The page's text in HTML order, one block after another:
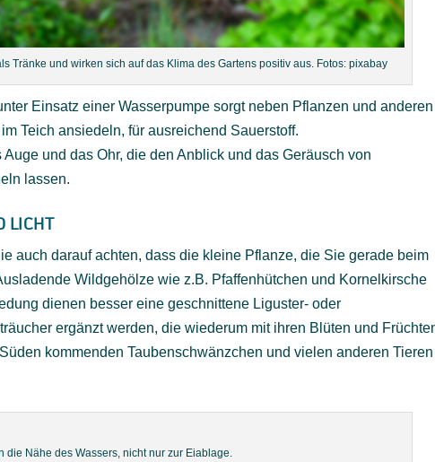
Tränke und wirken sich auf das Klima des Gartens positiv aus. Fotos: pixabay
Einsatz einer Wasserpumpe sorgt neben Pflanzen und anderen
Teich ansiedeln, für ausreichend Sauerstoff.
und das Ohr, die den Anblick und das Geräusch von
lassen.
LICHT
auch darauf achten, dass die kleine Pflanze, die Sie gerade beim
Wildgehölze wie z.B. Pfaffenhütchen und Kornelkirsche
dienen besser eine geschnittene Liguster- oder
ergänzt werden, die wiederum mit ihren Blüten und
kommenden Taubenschwänzchen und vielen anderen Tieren
die Nähe des Wassers, nicht nur zur Eiablage.